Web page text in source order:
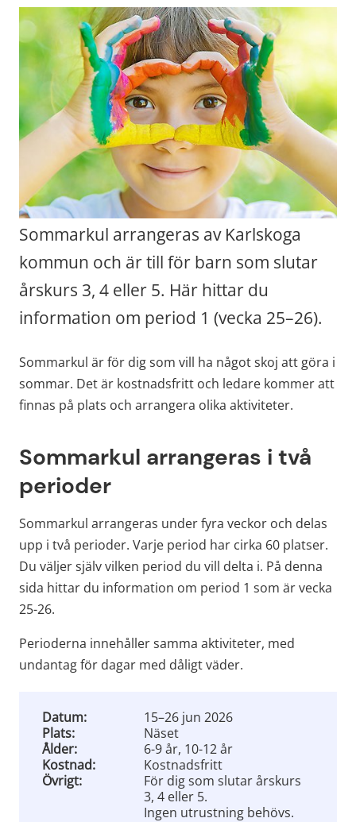
Sommarkul arrangeras av Karlskoga
kommun och är till för barn som slutar
årskurs 3, 4 eller 5. Här hittar du
information om period 1 (vecka 25–26).
Sommarkul är för dig som vill ha något skoj att göra i
sommar. Det är kostnadsfritt och ledare kommer att
finnas på plats och arrangera olika aktiviteter.
Sommarkul arrangeras i två
perioder
Sommarkul arrangeras under fyra veckor och delas
upp i två perioder. Varje period har cirka 60 platser.
Du väljer själv vilken period du vill delta i. På denna
sida hittar du information om period 1 som är vecka
25-26.
Perioderna innehåller samma aktiviteter, med
undantag för dagar med dåligt väder.
Datum:
15–26 jun 2026
Plats:
Näset
Ålder:
6-9 år, 10-12 år
Kostnad:
Kostnadsfritt
Övrigt:
För dig som slutar årskurs
3, 4 eller 5.
Ingen utrustning behövs.